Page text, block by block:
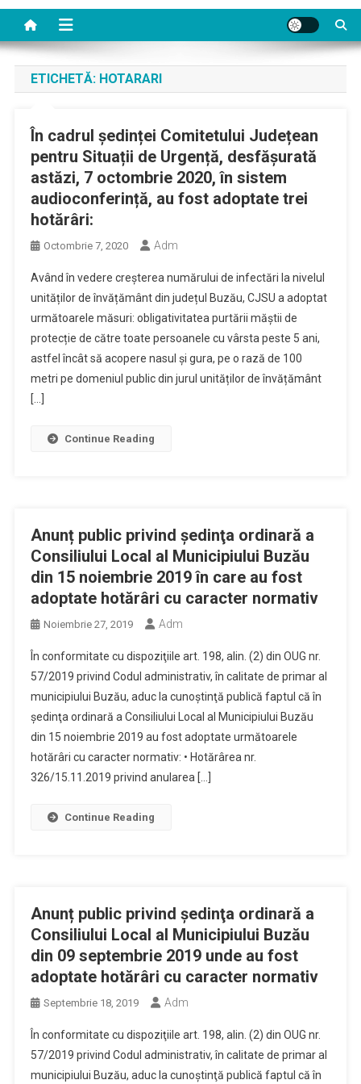
ETICHETĂ: HOTARARI
În cadrul ședinței Comitetului Județean
pentru Situații de Urgență, desfășurată
astăzi, 7 octombrie 2020, în sistem
audioconferință, au fost adoptate trei
hotărâri:
Octombrie 7, 2020 Adm
Având în vedere creșterea numărului de infectări la nivelul
unităților de învățământ din județul Buzău, CJSU a adoptat
următoarele măsuri: obligativitatea purtării măștii de
protecție de către toate persoanele cu vârsta peste 5 ani,
astfel încât să acopere nasul și gura, pe o rază de 100
metri pe domeniul public din jurul unităților de învățământ
[…]
Continue Reading
Anunț public privind şedinţa ordinară a
Consiliului Local al Municipiului Buzău
din 15 noiembrie 2019 în care au fost
adoptate hotărâri cu caracter normativ
Noiembrie 27, 2019 Adm
În conformitate cu dispoziţiile art. 198, alin. (2) din OUG nr.
57/2019 privind Codul administrativ, în calitate de primar al
municipiului Buzău, aduc la cunoştinţă publică faptul că în
şedinţa ordinară a Consiliului Local al Municipiului Buzău
din 15 noiembrie 2019 au fost adoptate următoarele
hotărâri cu caracter normativ: • Hotărârea nr.
326/15.11.2019 privind anularea […]
Continue Reading
Anunț public privind şedinţa ordinară a
Consiliului Local al Municipiului Buzău
din 09 septembrie 2019 unde au fost
adoptate hotărâri cu caracter normativ
Septembrie 18, 2019 Adm
În conformitate cu dispoziţiile art. 198, alin. (2) din OUG nr.
57/2019 privind Codul administrativ, în calitate de primar al
municipiului Buzău, aduc la cunoştinţă publică faptul că în